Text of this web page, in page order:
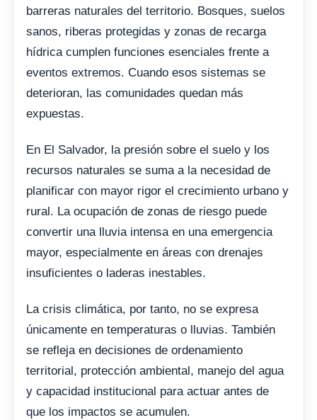
barreras naturales del territorio. Bosques, suelos
sanos, riberas protegidas y zonas de recarga
hídrica cumplen funciones esenciales frente a
eventos extremos. Cuando esos sistemas se
deterioran, las comunidades quedan más
expuestas.
En El Salvador, la presión sobre el suelo y los
recursos naturales se suma a la necesidad de
planificar con mayor rigor el crecimiento urbano y
rural. La ocupación de zonas de riesgo puede
convertir una lluvia intensa en una emergencia
mayor, especialmente en áreas con drenajes
insuficientes o laderas inestables.
La crisis climática, por tanto, no se expresa
únicamente en temperaturas o lluvias. También
se refleja en decisiones de ordenamiento
territorial, protección ambiental, manejo del agua
y capacidad institucional para actuar antes de
que los impactos se acumulen.